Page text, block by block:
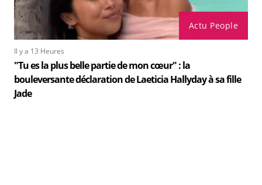
Actu People
Il y a 13 Heures
"Tu es la plus belle partie de mon cœur" : la
bouleversante déclaration de Laeticia Hallyday à sa fille
Jade